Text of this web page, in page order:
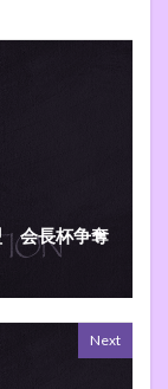
会長杯争奪
Next